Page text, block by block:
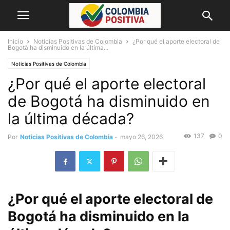
Inicio Noticias Positivas de Colombia
¿Por qué el aporte electoral de
Bogotá ha disminuido en la última...
Noticias Positivas de Colombia
¿Por qué el aporte electoral
de Bogotá ha disminuido en
la última década?
Por Noticias Positivas de Colombia - mayo 26, 2026 0
137
¿Por qué el aporte electoral de
Bogotá ha disminuido en la